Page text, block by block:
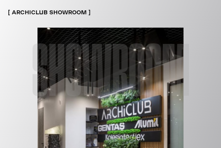
SHOWROOM
ARCHICLUB SHOWROOM